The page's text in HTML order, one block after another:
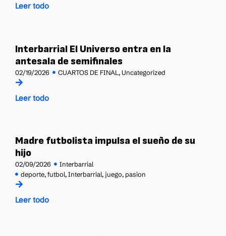
Leer todo
Interbarrial El Universo entra en la
antesala de semifinales
02/19/2026 CUARTOS DE FINAL ,Uncategorized
Leer todo
Madre futbolista impulsa el sueño de su
hijo
02/09/2026
Interbarrial
deporte,futbol,Interbarrial, juego, pasion
Leer todo